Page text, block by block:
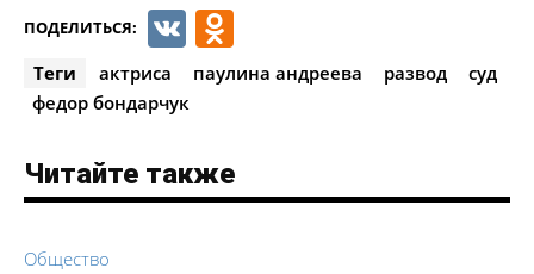
ПОДЕЛИТЬСЯ: VK
Теги актриса паулина андреева развод
суд
федор бондарчук
Читайте также
Общество